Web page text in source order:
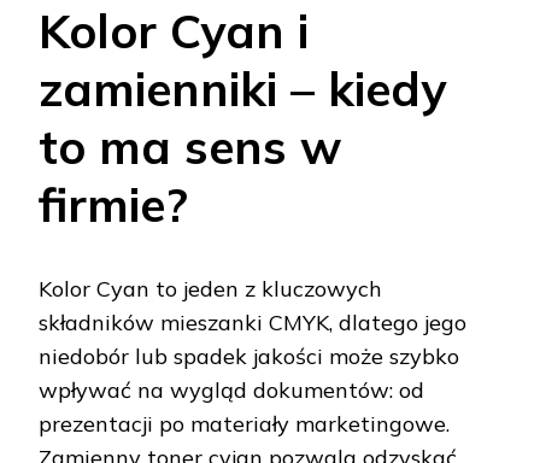
Kolor Cyan i
zamienniki – kiedy
to ma sens w
firmie?
Kolor Cyan to jeden z kluczowych
składników mieszanki CMYK, dlatego jego
niedobór lub spadek jakości może szybko
wpływać na wygląd dokumentów: od
prezentacji po materiały marketingowe.